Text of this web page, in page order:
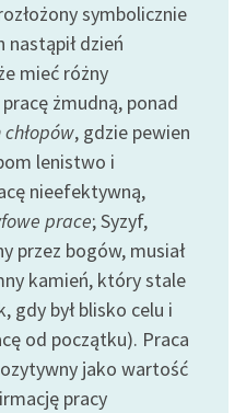
symbolicznie
nastąpił dzień
mieć różny
żmudną, ponad
, gdzie pewien
lenistwo i
nieefektywną,
prace; Syzyf,
przez bogów, musiał
kamień, który stale
gdy był blisko celu i
od początku). Praca
jako wartość
pracy